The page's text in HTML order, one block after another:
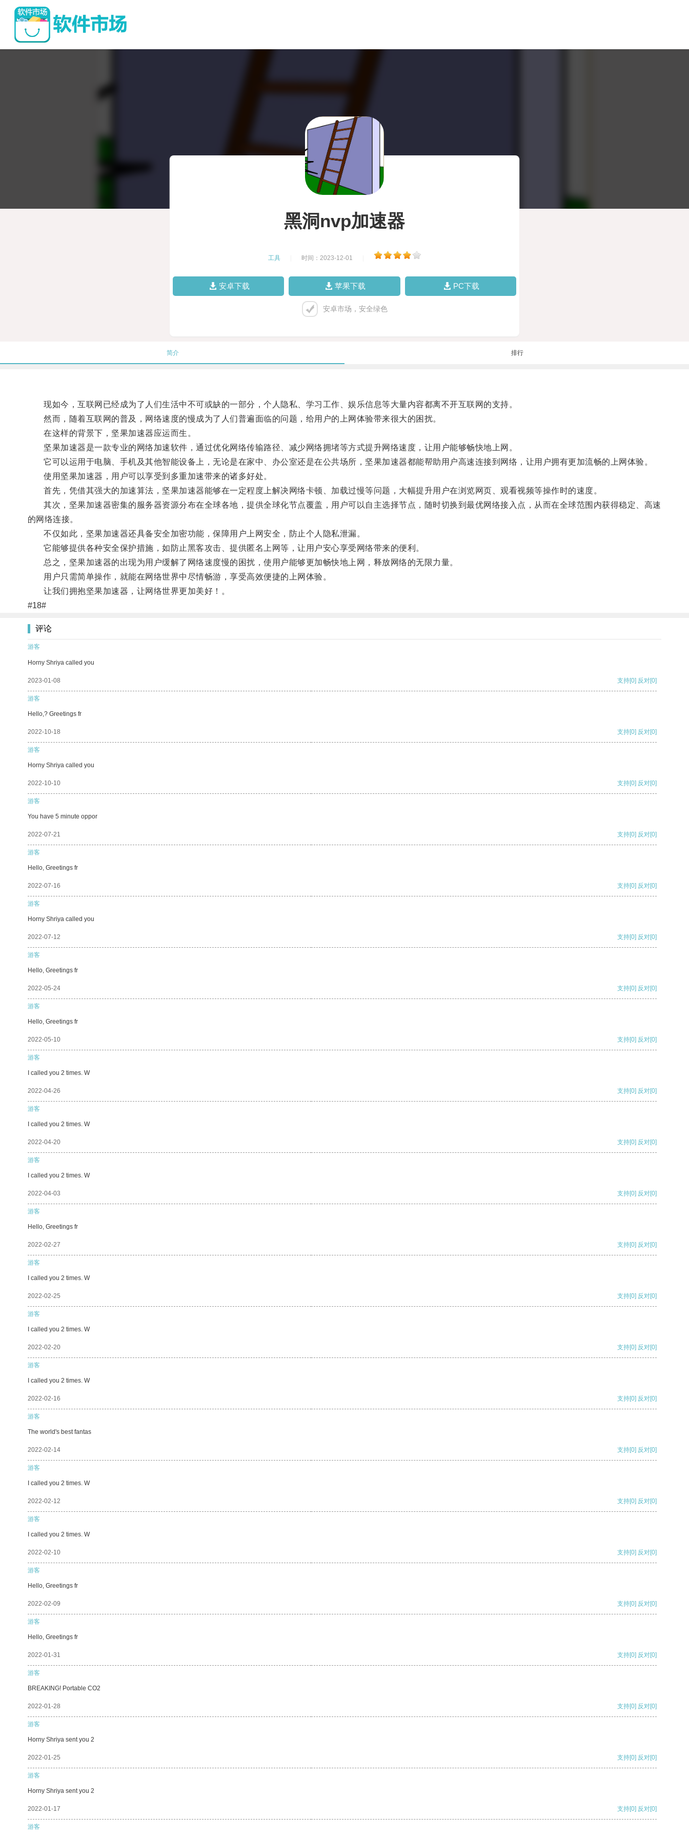
黑洞nvp加速器
工具 时间：2023-12-01
安卓下载 苹果下载 PC下载
安卓市场，安全绿色
简介 排行
现如今，互联网已经成为了人们生活中不可或缺的一部分，个人隐私、学习工作、娱乐信息等大量内容都离不开互联网的支持。
然而，随着互联网的普及，网络速度的慢成为了人们普遍面临的问题，给用户的上网体验带来很大的困扰。
在这样的背景下，坚果加速器应运而生。
坚果加速器是一款专业的网络加速软件，通过优化网络传输路径、减少网络拥堵等方式提升网络速度，让用户能够畅快地上网。
它可以运用于电脑、手机及其他智能设备上，无论是在家中、办公室还是在公共场所，坚果加速器都能帮助用户高速连接到网络，让用户拥有更加流畅的上网体验。
使用坚果加速器，用户可以享受到多重加速带来的诸多好处。
首先，凭借其强大的加速算法，坚果加速器能够在一定程度上解决网络卡顿、加载过慢等问题，大幅提升用户在浏览网页、观看视频等操作时的速度。
其次，坚果加速器密集的服务器资源分布在全球各地，提供全球化节点覆盖，用户可以自主选择节点，随时切换到最优网络接入点，从而在全球范围内获得稳定、高速
的网络连接。
不仅如此，坚果加速器还具备安全加密功能，保障用户上网安全，防止个人隐私泄漏。
它能够提供各种安全保护措施，如防止黑客攻击、提供匿名上网等，让用户安心享受网络带来的便利。
总之，坚果加速器的出现为用户缓解了网络速度慢的困扰，使用户能够更加畅快地上网，释放网络的无限力量。
用户只需简单操作，就能在网络世界中尽情畅游，享受高效便捷的上网体验。
让我们拥抱坚果加速器，让网络世界更加美好！。
#18#
评论
游客
Horny Shriya called you
2023-01-08 支持[0] 反对[0]
游客
Hello,? Greetings fr
2022-10-18 支持[0] 反对[0]
游客
Horny Shriya called you
2022-10-10 支持[0] 反对[0]
游客
You have 5 minute oppor
2022-07-21 支持[0] 反对[0]
游客
Hello, Greetings fr
2022-07-16 支持[0] 反对[0]
游客
Horny Shriya called you
2022-07-12 支持[0] 反对[0]
游客
Hello, Greetings fr
2022-05-24 支持[0] 反对[0]
游客
Hello, Greetings fr
2022-05-10 支持[0] 反对[0]
游客
I called you 2 times. W
2022-04-26 支持[0] 反对[0]
游客
I called you 2 times. W
2022-04-20 支持[0] 反对[0]
游客
I called you 2 times. W
2022-04-03 支持[0] 反对[0]
游客
Hello, Greetings fr
2022-02-27 支持[0] 反对[0]
游客
I called you 2 times. W
2022-02-25 支持[0] 反对[0]
游客
I called you 2 times. W
2022-02-20 支持[0] 反对[0]
游客
I called you 2 times. W
2022-02-16 支持[0] 反对[0]
游客
The world's best fantas
2022-02-14 支持[0] 反对[0]
游客
I called you 2 times. W
2022-02-12 支持[0] 反对[0]
游客
I called you 2 times. W
2022-02-10 支持[0] 反对[0]
游客
Hello, Greetings fr
2022-02-09 支持[0] 反对[0]
游客
Hello, Greetings fr
2022-01-31 支持[0] 反对[0]
游客
BREAKING! Portable CO2
2022-01-28 支持[0] 反对[0]
游客
Horny Shriya sent you 2
2022-01-25 支持[0] 反对[0]
游客
Horny Shriya sent you 2
2022-01-17 支持[0] 反对[0]
游客